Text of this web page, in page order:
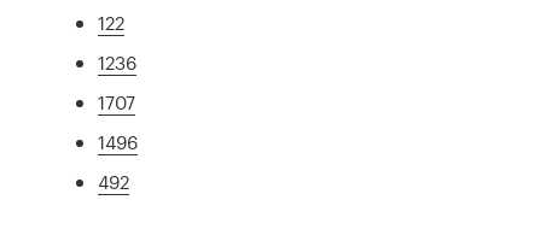
122
1236
1707
1496
492